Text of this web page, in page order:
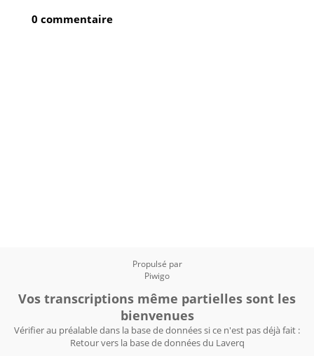
0 commentaire
Propulsé par
Piwigo
Vos transcriptions même partielles sont les
bienvenues
Vérifier au préalable dans la base de données si ce n'est pas déjà fait :
Retour vers la base de données du Laverq